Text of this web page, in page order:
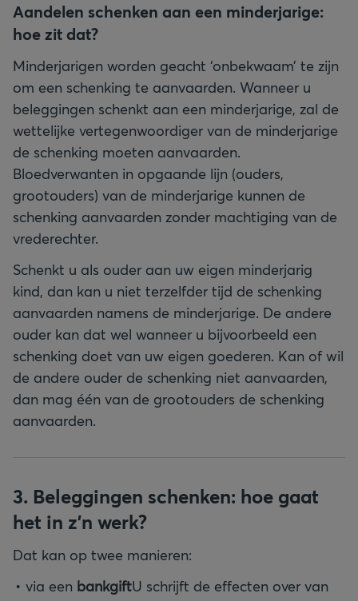
Aandelen schenken aan een minderjarige:
hoe zit dat?
Minderjarigen worden geacht ‘onbekwaam’ te zijn
om een schenking te aanvaarden. Wanneer u
beleggingen schenkt aan een minderjarige, zal de
wettelijke vertegenwoordiger van de minderjarige
de schenking moeten aanvaarden.
Bloedverwanten in opgaande lijn (ouders,
grootouders) van de minderjarige kunnen de
schenking aanvaarden zonder machtiging van de
vrederechter.
Schenkt u als ouder aan uw eigen minderjarig
kind, dan kan u niet terzelfder tijd de schenking
aanvaarden namens de minderjarige. De andere
ouder kan dat wel wanneer u bijvoorbeeld een
schenking doet van uw eigen goederen. Kan of wil
de andere ouder de schenking niet aanvaarden,
dan mag één van de grootouders de schenking
aanvaarden.
3. Beleggingen schenken: hoe gaat
het in z’n werk?
Dat kan op twee manieren:
via een bankgiftU schrijft de effecten over van